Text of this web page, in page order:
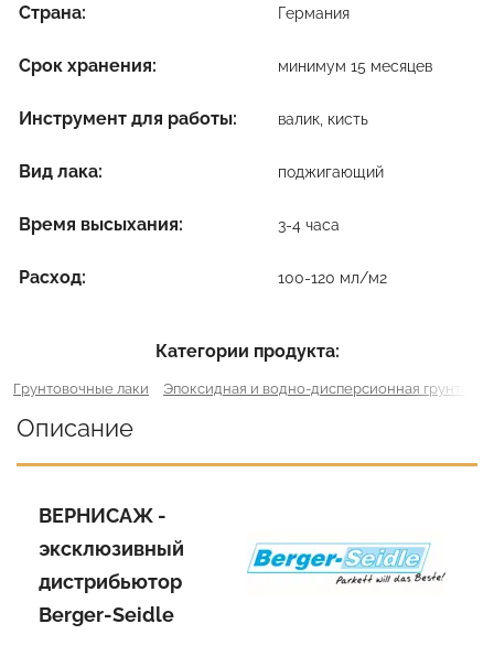
Страна: Германия
Срок хранения: минимум 15 месяцев
Инструмент для работы: валик, кисть
Вид лака: поджигающий
Время высыхания: 3-4 часа
Расход: 100-120 мл/м2
Категории продукта:
Грунтовочные лаки Эпоксидная и водно-дисперсионная грунтовка
Описание
ВЕРНИСАЖ -
эксклюзивный
дистрибьютор
Berger-Seidle